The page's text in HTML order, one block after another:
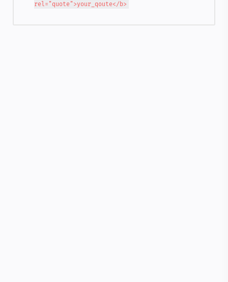
rel="quote">your_qoute</b>